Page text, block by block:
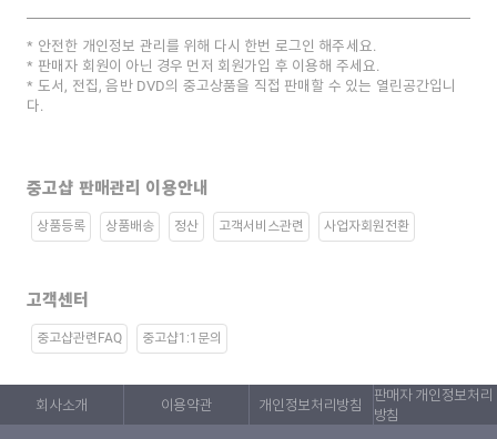
안전한 개인정보 관리를 위해 다시 한번 로그인 해주세요.
판매자 회원이 아닌 경우 먼저 회원가입 후 이용해 주세요.
도서, 전집, 음반 DVD의 중고상품을 직접 판매할 수 있는 열린공간입니
다.
중고샵 판매관리 이용안내
상품등록 상품배송 정산 고객서비스관련 사업자회원전환
고객센터
중고샵관련FAQ 중고샵1:1문의
회사소개 이용약관 개인정보처리방침
판매자 개인정보처리
방침